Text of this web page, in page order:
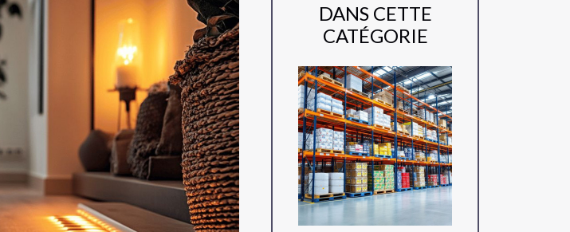
DANS CETTE
CATÉGORIE